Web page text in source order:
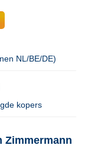
NL/BE/DE)
kopers
Zimmermann